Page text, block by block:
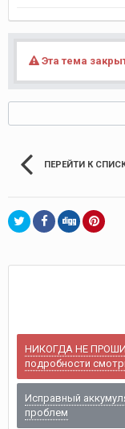
Эта тема
ПЕРЕЙТИ К
НИКОГДА НЕ
подробности
Исправный
проблем